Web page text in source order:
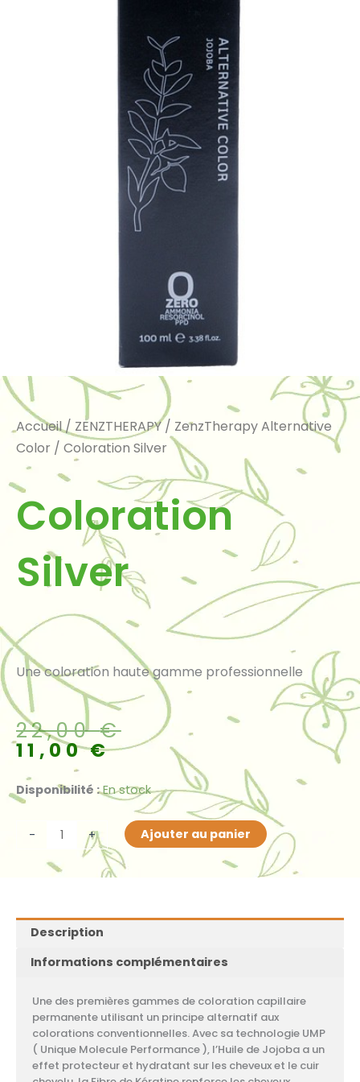
Accueil/ ZENZTHERAPY/ ZenzTherapy Alternative
Color / Coloration Silver
Coloration
Silver
Une coloration haute gamme professionnelle
22,00€
Le
prix
initial
était :
22,00 €.
11,00€
Le
prix
actuel
est :
11,00 €.
Disponibilité : En stock
-
quantité
de
Coloration
+ Ajouter au panier
Description
Informations complémentaires
Une des premières gammes de coloration capillaire
permanente utilisant un principe alternatif aux
colorations conventionnelles. Avec sa technologie UMP
( Unique Molecule Performance ), l’Huile de Jojoba a un
effet protecteur et hydratant sur les cheveux et le cuir